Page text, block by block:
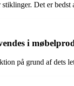
Det er
i
på grund af dets